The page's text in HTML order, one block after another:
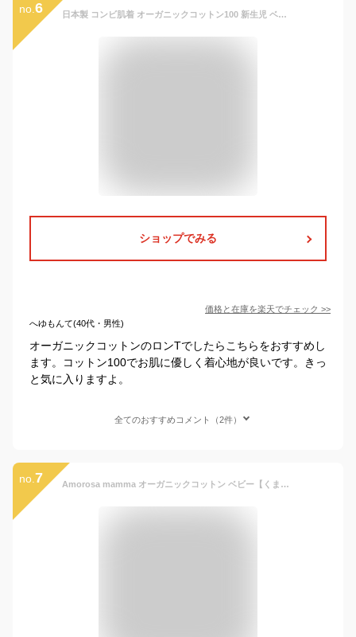
no. 6 日本製 コンビ肌着 オーガニックコットン100 新生児 ベビー用 退院時や出産準備 プレゼントにも ベビー 長袖 春 夏 秋 冬 オールシーズンOK 60cm オーガニックガーデン 男の子 女の子
ショップでみる
価格と在庫を楽天でチェック >>
へゆもんて(40代・男性)
オーガニックコットンのロンTでしたらこちらをおすすめし
ます。コットン100でお肌に優しく着心地が良いです。きっ
と気に入りますよ。
全てのおすすめコメント（2件）
no. 7 Amorosa mamma オーガニックコットン ベビー【くまのコットン】長袖Tシャツ 80 | オーガニックコットン ベビー お祝い カットソー プレゼント ギフト 出産祝い 誕生日 バースデー 普段着 シンプル ベーシック Tシャツ [M便 1/1]